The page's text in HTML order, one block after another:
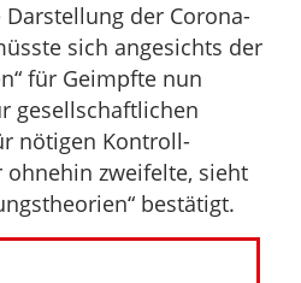
der Corona-
sich angesichts der
für Geimpfte nun
gesellschaftlichen
nötigen Kontroll-
ohnehin zweifelte, sieht
bestätigt.